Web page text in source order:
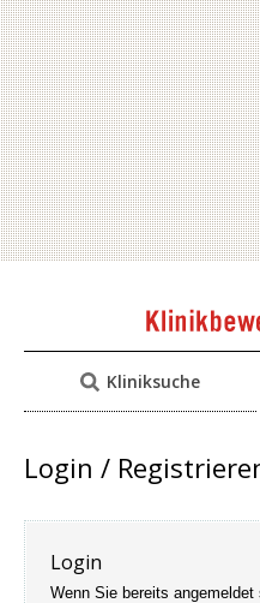
Kliniksuche
Login /
Login
Wenn Sie bereits